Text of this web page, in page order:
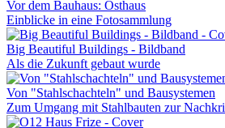
Vor dem Bauhaus: Osthaus
Einblicke in eine Fotosammlung
Big Beautiful Buildings - Bildband
Als die Zukunft gebaut wurde
Von "Stahlschachteln" und Bausystemen
Zum Umgang mit Stahlbauten zur